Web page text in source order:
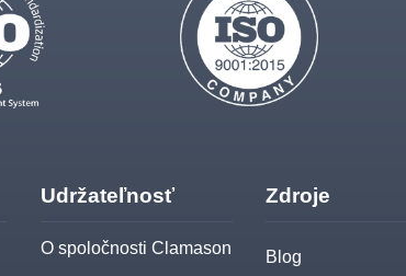
Udržateľnosť
O spoločnosti Clamason
Zdroje
Blog